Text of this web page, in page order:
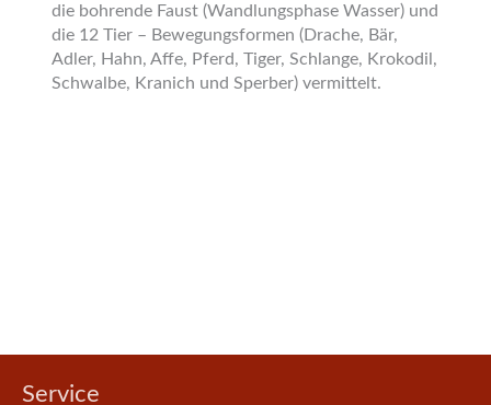
die bohrende Faust (Wandlungsphase Wasser) und
die 12 Tier – Bewegungsformen (Drache, Bär,
Adler, Hahn, Affe, Pferd, Tiger, Schlange, Krokodil,
Schwalbe, Kranich und Sperber) vermittelt.
Service